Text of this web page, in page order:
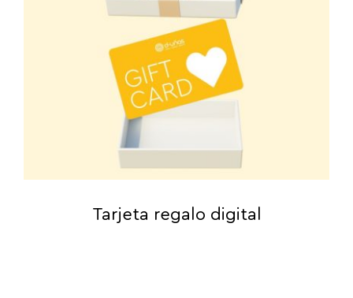
Tarjeta regalo digital